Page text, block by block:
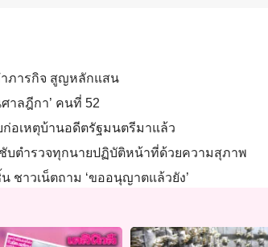
ำภารกิจ สูญหลักแสน
าลฎีกา’ คนที่ 52
อเหตุบ้านอดีตรัฐมนตรีมาแล้ว
ชับตำรวจทุกนายปฏิบัติหน้าที่ด้วยความสุภาพ
ชาวเน็ตถาม ‘ขออนุญาตแล้วยัง’